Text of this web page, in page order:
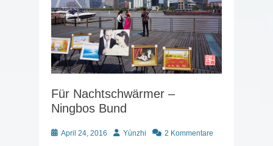
Für Nachtschwärmer –
Ningbos Bund
Posted
April 24, 2016 AutorYùnzhi 2 Kommentare